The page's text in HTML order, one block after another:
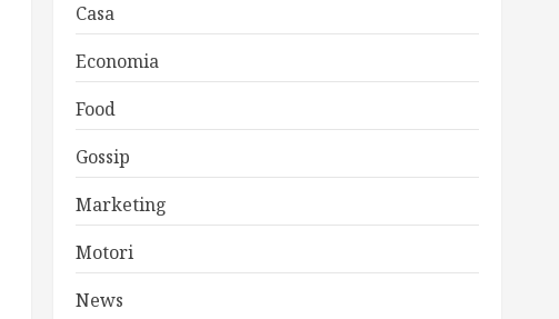
Casa
Economia
Food
Gossip
Marketing
Motori
News